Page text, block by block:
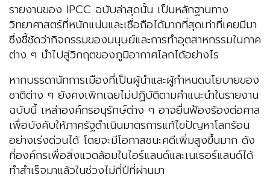
รายงานของ IPCC ฉบับล่าสุดนั้น เป็นหลักฐานทาง
วิทยาศาสตร์ที่หนักแน่นและเชื่อถือได้มากที่สุดเท่าที่เคยมีมา
ซึ่งชี้ชัดว่ากิจกรรมของมนุษย์และการทำอุตสาหกรรมในภาค
ต่าง ๆ นำไปสู่วิกฤตของภูมิอากาศโลกได้อย่างไร
หากบรรดานักการเมืองที่เป็นผู้นำและผู้กำหนดนโยบายของ
ชาติต่าง ๆ ยังคงเพิกเฉยไม่ปฏิบัติตามคำแนะนำในรายงาน
ฉบับนี้ เหล่าองค์กรอนุรักษ์ต่าง ๆ อาจยื่นฟ้องร้องต่อศาล
เพื่อบังคับให้ภาครัฐดำเนินมาตรการแก้ไขปัญหาโลกร้อน
อย่างเร่งด่วนได้ โดยจะมีโอกาสชนะคดีเพิ่มสูงขึ้นมาก ดัง
ที่องค์กรเพื่อสิ่งแวดล้อมในไอร์แลนด์และเนเธอร์แลนด์ได้
ทำสำเร็จมาแล้วในช่วงไม่กี่ปีที่ผ่านมา